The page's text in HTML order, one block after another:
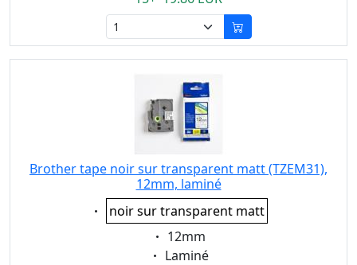
Brother tape noir sur transparent matt (TZEM31),
12mm, laminé
Eigenschaft:
noir sur transparent matt
Eigenschaft:
12mm
Eigenschaft:
Laminé